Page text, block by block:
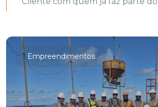
Empreendimentos